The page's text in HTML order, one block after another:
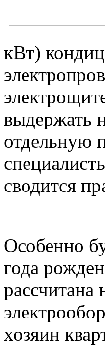
кВт)
выдержать
отдельную
сводится
Особенно
года
рассчитана
хозяин